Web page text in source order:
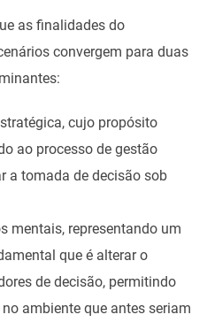
as finalidades do
convergem para duas
cujo propósito
ao processo de gestão
a tomada de decisão sob
mentais, representando um
que é alterar o
de decisão, permitindo
ambiente que antes seriam